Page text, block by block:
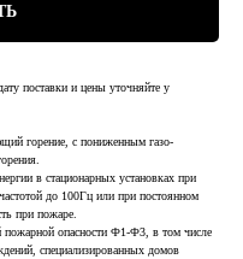
поставки и цены уточняйте у
горение, с пониженным газо-
в стационарных установках при
до 100Гц или при постоянном
при пожаре.
пожарной опасности Ф1-Ф3, в том числе
специализированных домов